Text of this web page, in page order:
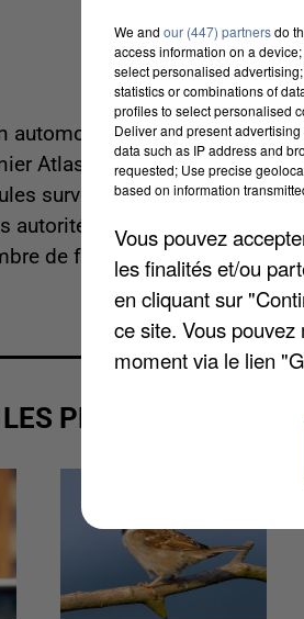
automobile, volatilisée : c'est
Atlas de la délinquance
survenus en 2024. L'année
autorités dans les Yvelines.
de faits a diminué de 2,3%.
PLUS VUS
We and our (447) partnersdo
access information on a
select personalised
statistics or combinations of
profiles to select personalised
Deliver and present
data such as IP address and
requested; Use precise
based on information
Vous pouvez
les finalités et/ou
en cliquant sur
ce site. Vous
moment via le lien